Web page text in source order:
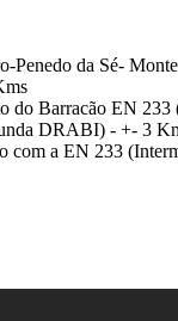
da Sé-
do Barracão EN
DRABI) - +- 3
com a EN 233